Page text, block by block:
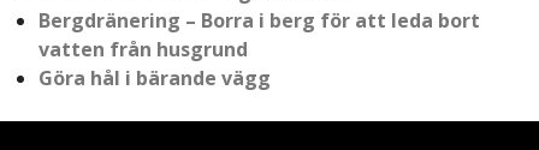
Bergdränering – Borra i berg för att leda bort
vatten från husgrund
Göra hål i bärande vägg